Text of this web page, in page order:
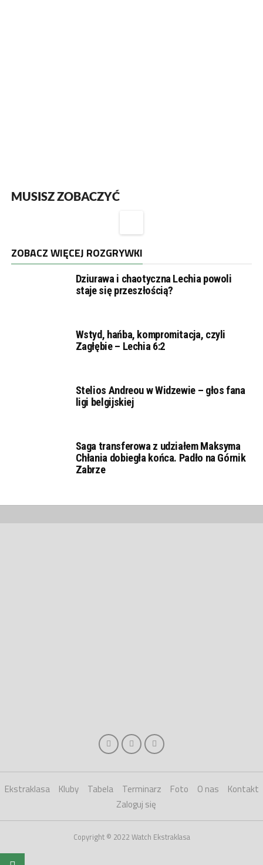
MUSISZ ZOBACZYĆ
ZOBACZ WIĘCEJ ROZGRYWKI
Dziurawa i chaotyczna Lechia powoli
staje się przeszłością?
Wstyd, hańba, kompromitacja, czyli
Zagłębie – Lechia 6:2
Stelios Andreou w Widzewie – głos fana
ligi belgijskiej
Saga transferowa z udziałem Maksyma
Chłania dobiegła końca. Padło na Górnik
Zabrze
Ekstraklasa Kluby Tabela Terminarz Foto O nas
Kontakt
Zaloguj się
Copyright © 2022 Watch Ekstraklasa